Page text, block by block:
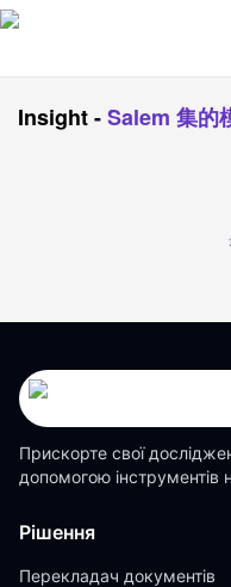
Insight-Salem 集的
Прискорте свої
допомогою інструментів
Рішення
Перекладач документів